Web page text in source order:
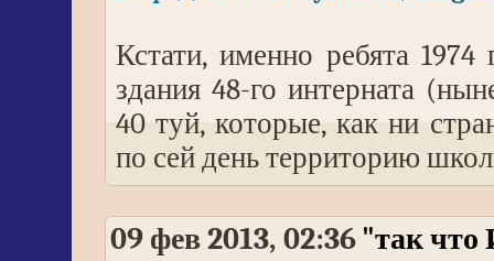
Кстати, именно ребята
здания 48-го интерната
40 туй, которые, как ни
по сей день территорию
09 фев 2013, 02:36 "так что